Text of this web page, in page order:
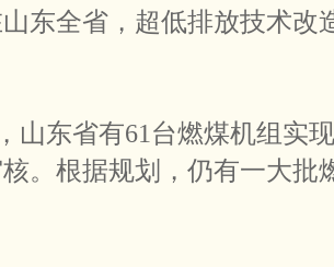
东全省，超低排放技术改
山东省有61台燃煤机组实
。根据规划，仍有一大批